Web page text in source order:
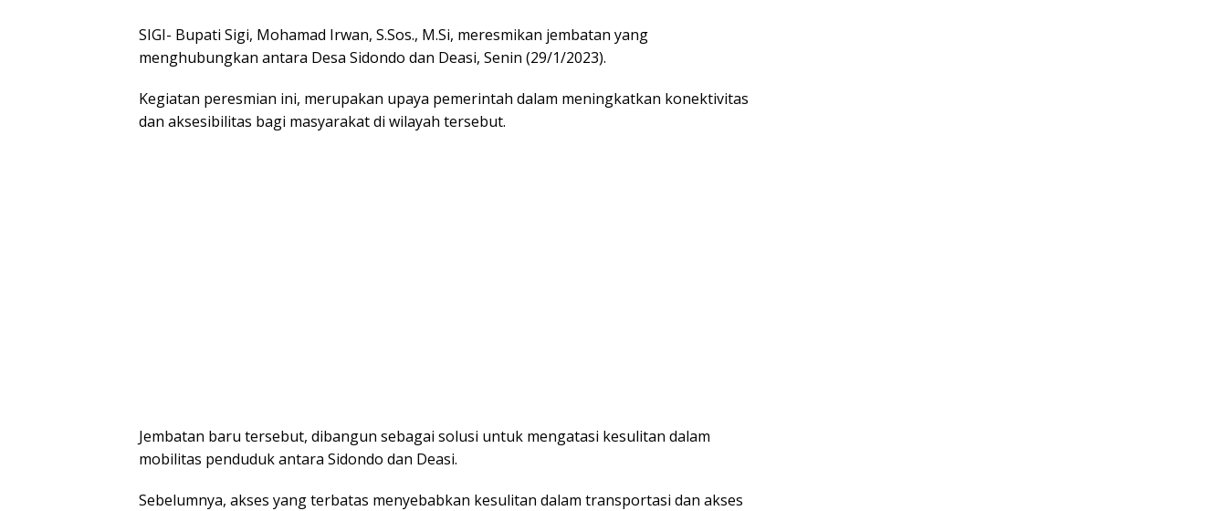
SIGI- Bupati Sigi, Mohamad Irwan, S.Sos., M.Si, meresmikan jembatan yang
menghubungkan antara Desa Sidondo dan Deasi, Senin (29/1/2023).
Kegiatan peresmian ini, merupakan upaya pemerintah dalam meningkatkan konektivitas
dan aksesibilitas bagi masyarakat di wilayah tersebut.
Jembatan baru tersebut, dibangun sebagai solusi untuk mengatasi kesulitan dalam
mobilitas penduduk antara Sidondo dan Deasi.
Sebelumnya, akses yang terbatas menyebabkan kesulitan dalam transportasi dan akses